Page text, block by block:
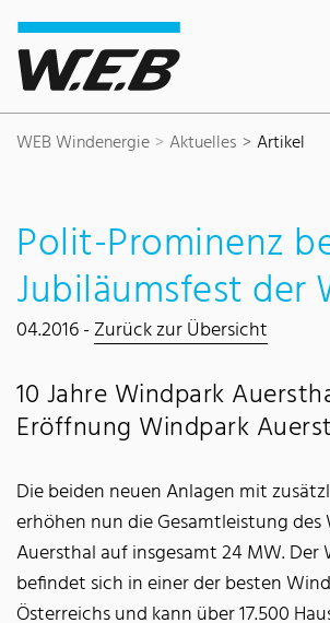
Inhaltsbereich
Suche
Hauptnavigation
Kontakt
Footer
WEB Windenergie Aktuelles Artikel
Polit-Prominenz
Jubiläumsfest der
04.2016 -Zurück zur Übersicht
10 Jahre Windpark
Eröffnung Windpark
Die beiden neuen Anlagen mit
erhöhen nun die Gesamtleistung des
Auersthal auf insgesamt 24 MW. Der
befindet sich in einer der besten
Österreichs und kann über 17.500